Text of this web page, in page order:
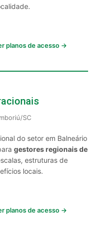
planos de acesso →
SC
do setor em Balneário
gestores regionais de
estruturas de
locais.
planos de acesso →